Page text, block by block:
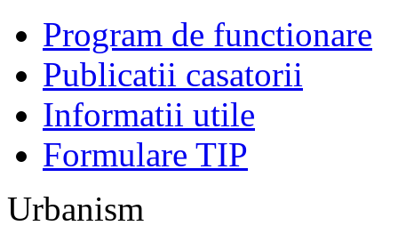
Program de functionare
Publicatii casatorii
Informatii utile
Formulare TIP
Urbanism